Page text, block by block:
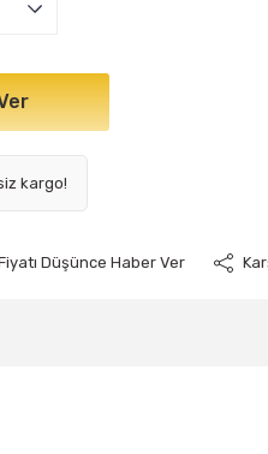
kargo!
Düşünce Haber Ver